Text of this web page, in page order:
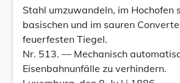
Stahl umzuwandeln, im Hochofen
basischen und im sauren
feuerfesten Tiegel.
Nr. 513. — Mechanisch
Eisenbahnunfälle zu verhindern.